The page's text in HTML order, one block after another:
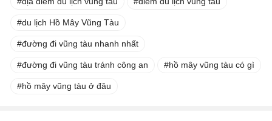
du lịch Hồ Mây Vũng Tàu
đường đi vũng tàu nhanh nhất
đường đi vũng tàu tránh công an hồ mây vũng tàu có gì
hồ mây vũng tàu ở đâu